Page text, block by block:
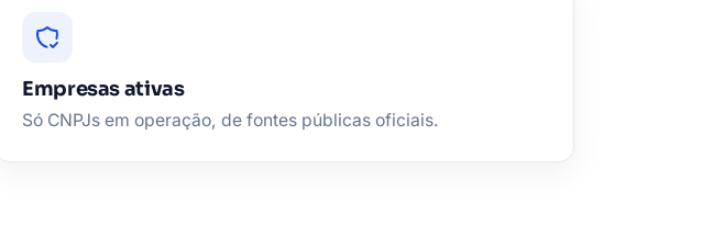
Empresas ativas
Só CNPJs em operação, de fontes públicas oficiais.